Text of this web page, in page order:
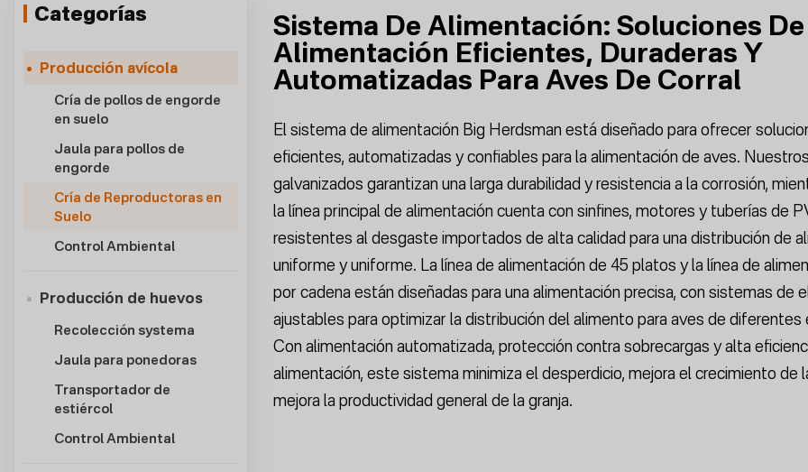
Categorías
Producción avícola
Cría de pollos de engorde
en suelo
Jaula para pollos de
engorde
Cría de Reproductoras en
Suelo
Control Ambiental
Producción de huevos
Recolección systema
Jaula para ponedoras
Transportador de
estiércol
Control Ambiental
Sistema De Alimentación: Soluciones De
Alimentación Eficientes, Duraderas Y
Automatizadas Para Aves De Corral
El sistema de alimentación Big Herdsman está diseñado para ofrecer
eficientes, automatizadas y confiables para la alimentación de aves.
galvanizados garantizan una larga durabilidad y resistencia a la corrosión,
la línea principal de alimentación cuenta con sinfines, motores y tuberías de
resistentes al desgaste importados de alta calidad para una distribución de
uniforme y uniforme. La línea de alimentación de 45 platos y la línea de
por cadena están diseñadas para una alimentación precisa, con sistemas de
ajustables para optimizar la distribución del alimento para aves de diferentes
Con alimentación automatizada, protección contra sobrecargas y alta
alimentación, este sistema minimiza el desperdicio, mejora el crecimiento de
mejora la productividad general de la granja.